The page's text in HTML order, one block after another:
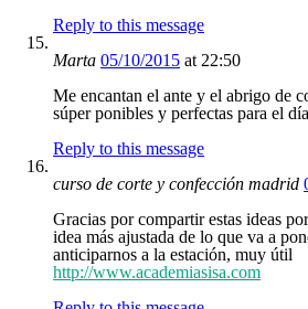
Reply to this message
Marta 05/10/2015 at 22:50
Me encantan el ante y el abrigo de
súper ponibles y perfectas para el
Reply to this message
curso de corte y confección madrid
Gracias por compartir estas ideas
idea más ajustada de lo que va a
anticiparnos a la estación, muy útil
http://www.academiasisa.com